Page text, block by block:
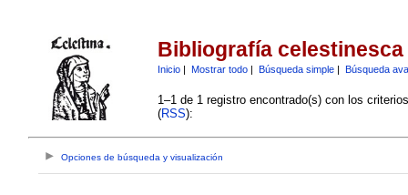
Bibliografía celestinesca
Inicio| Mostrar todo| Búsqueda simple| Búsqueda
1–1 de 1 registro encontrado(s) con los
(RSS):
Opciones de búsqueda y visualización